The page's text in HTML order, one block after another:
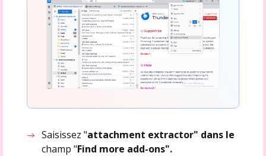
Saisissez "attachment extractor" dans le
champ "Find more add-ons".